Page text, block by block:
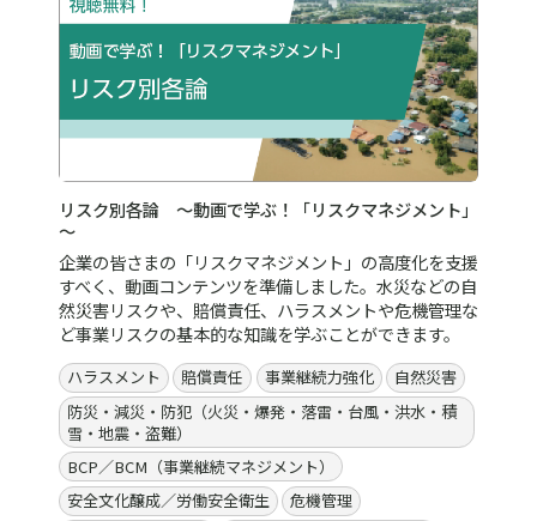
リスク別各論 ～動画で学ぶ！「リスクマネジメント」
～
企業の皆さまの「リスクマネジメント」の高度化を支援
すべく、動画コンテンツを準備しました。水災などの自
然災害リスクや、賠償責任、ハラスメントや危機管理な
ど事業リスクの基本的な知識を学ぶことができます。
ハラスメント 賠償責任 事業継続力強化
自然災害
防災・減災・防犯（火災・爆発・落雷・台風・洪水・積
雪・地震・盗難）
BCP／BCM（事業継続マネジメント）
安全文化醸成／労働安全衛生
危機管理